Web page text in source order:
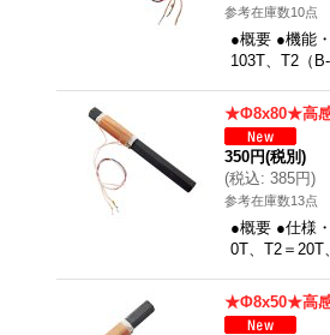
参考在庫数10点
●概要 ●機能
103T、T2（
★Φ8x80★高
350円(税別)
(税込: 385円)
参考在庫数13点
●概要 ●仕様
0T、T2＝
★Φ8x50★高